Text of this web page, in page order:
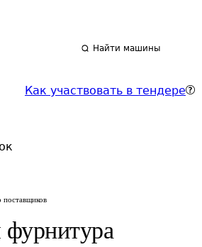
Найти машины
Как участвовать в тендере
поставщиков